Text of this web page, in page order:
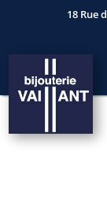
18 Rue